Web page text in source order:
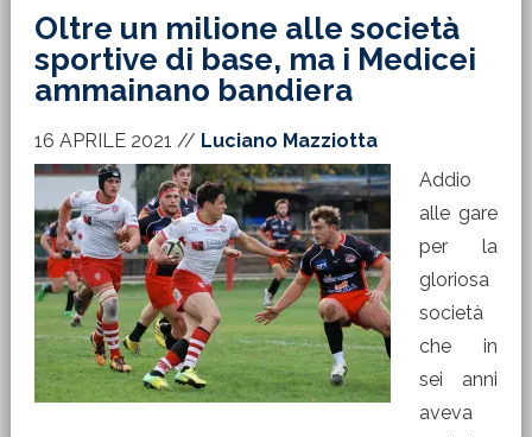
Oltre un milione alle società
sportive di base, ma i Medicei
ammainano bandiera
16 APRILE 2021 // Luciano Mazziotta
Addio
alle gare
per la
gloriosa
società
che in
sei anni
aveva